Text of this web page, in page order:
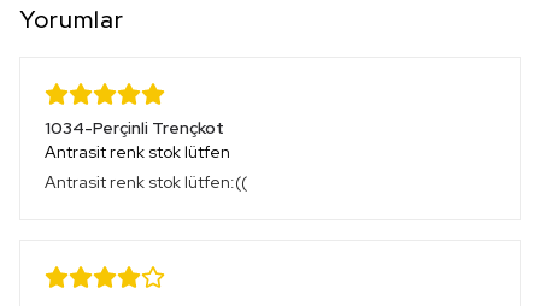
Yorumlar
1034-Perçinli Trençkot
Antrasit renk stok lütfen
Antrasit renk stok lütfen:((